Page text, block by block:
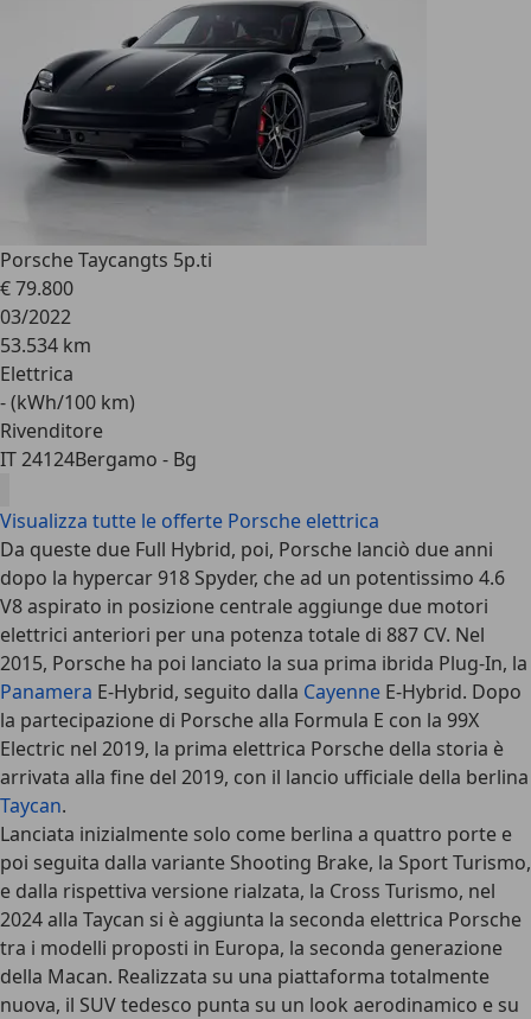
Porsche Taycangts 5p.ti
€ 79.800
03/2022
53.534 km
Elettrica
- (kWh/100 km)
Rivenditore
IT 24124Bergamo - Bg
Visualizza tutte le offerte Porsche elettrica
Da queste due Full Hybrid, poi, Porsche lanciò due anni
dopo la hypercar 918 Spyder, che ad un potentissimo 4.6
V8 aspirato in posizione centrale aggiunge due motori
elettrici anteriori per una potenza totale di 887 CV. Nel
2015, Porsche ha poi lanciato la sua prima ibrida Plug-In, la
Panamera E-Hybrid, seguito dalla Cayenne E-Hybrid. Dopo
la partecipazione di Porsche alla Formula E con la 99X
Electric nel 2019, la prima elettrica Porsche della storia è
arrivata alla fine del 2019, con il lancio ufficiale della berlina
Taycan.
Lanciata inizialmente solo come berlina a quattro porte e
poi seguita dalla variante Shooting Brake, la Sport Turismo,
e dalla rispettiva versione rialzata, la Cross Turismo, nel
2024 alla Taycan si è aggiunta la seconda elettrica Porsche
tra i modelli proposti in Europa, la seconda generazione
della Macan. Realizzata su una piattaforma totalmente
nuova, il SUV tedesco punta su un look aerodinamico e su